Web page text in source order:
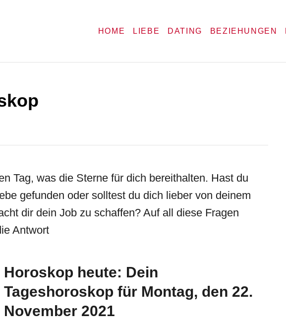
HOME LIEBE DATING BEZIEHUNGEN
Tag, was die Sterne für dich bereithalten. Hast du
gefunden oder solltest du dich lieber von deinem
dir dein Job zu schaffen? Auf all diese Fragen
Antwort
Horoskop heute: Dein
Tageshoroskop für Montag, den 22.
November 2021